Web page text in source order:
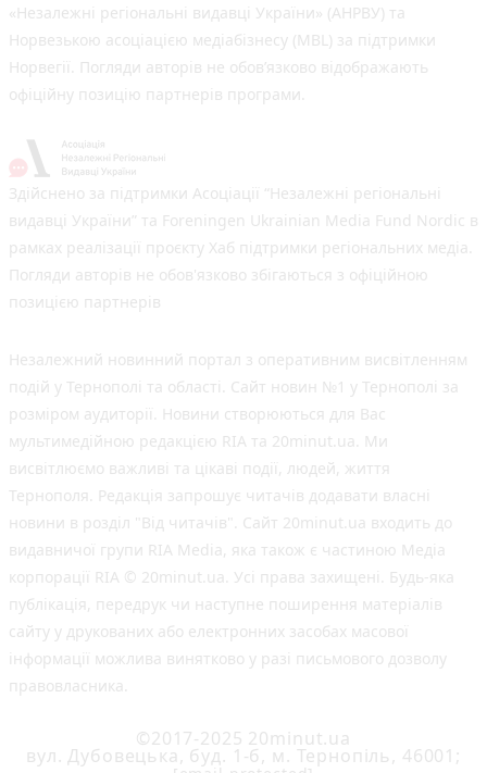
«Незалежні регіональні видавці України» (АНРВУ) та
Норвезькою асоціацією медіабізнесу (MBL) за підтримки
Норвегії. Погляди авторів не обов’язково відображають
офіційну позицію партнерів програми.
Здійснено за підтримки Асоціації “Незалежні регіональні
видавці України” та Foreningen Ukrainian Media Fund Nordic в
рамках реалізації проєкту Хаб підтримки регіональних медіа.
Погляди авторів не обов'язково збігаються з офіційною
позицією партнерів
Незалежний новинний портал з оперативним висвітленням
подій у Тернополі та області. Сайт новин №1 у Тернополі за
розміром аудиторії. Новини створюються для Вас
мультимедійною редакцією RIA та 20minut.ua. Ми
висвітлюємо важливі та цікаві події, людей, життя
Тернополя. Редакція запрошує читачів додавати власні
новини в розділ "Від читачів". Сайт 20minut.ua входить до
видавничої групи RIA Media, яка також є частиною Медіа
корпорації RIA © 20minut.ua. Усі права захищені. Будь-яка
публiкацiя, передрук чи наступне поширення матеріалів
сайту у друкованих або електронних засобах масової
інформації можлива винятково у разі письмового дозволу
правовласника.
©2017-2025 20minut.ua
вул. Дубовецька, буд. 1-б, м. Тернопіль, 46001;